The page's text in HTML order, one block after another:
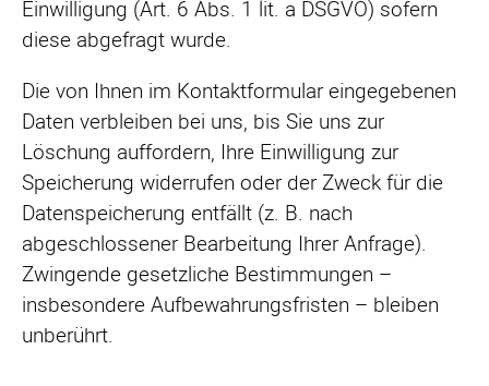
Einwilligung (Art. 6 Abs. 1 lit. a DSGVO) sofern
diese abgefragt wurde.
Die von Ihnen im Kontaktformular eingegebenen
Daten verbleiben bei uns, bis Sie uns zur
Löschung auffordern, Ihre Einwilligung zur
Speicherung widerrufen oder der Zweck für die
Datenspeicherung entfällt (z. B. nach
abgeschlossener Bearbeitung Ihrer Anfrage).
Zwingende gesetzliche Bestimmungen –
insbesondere Aufbewahrungsfristen – bleiben
unberührt.